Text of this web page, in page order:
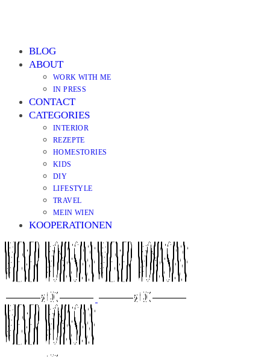
BLOG
ABOUT
WORK WITH ME
IN PRESS
CONTACT
CATEGORIES
INTERIOR
REZEPTE
HOMESTORIES
KIDS
DIY
LIFESTYLE
TRAVEL
MEIN WIEN
KOOPERATIONEN